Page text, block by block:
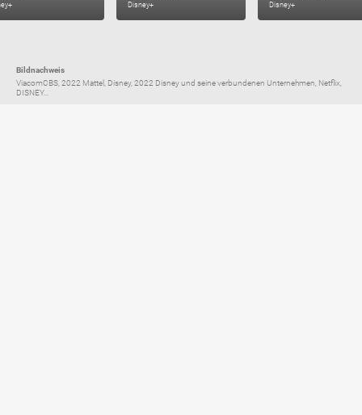
Disney+ Disney+
Bildnachweis
ViacomCBS, 2022 Mattel, Disney, 2022 Disney und seine verbundenen Unternehmen, Netflix,
DISNEY...